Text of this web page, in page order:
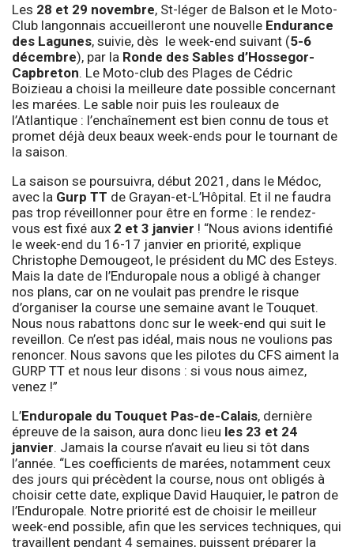
Les 28 et 29 novembre, St-léger de Balson et le Moto-
Club langonnais accueilleront une nouvelle Endurance
des Lagunes, suivie, dès le week-end suivant (5-6
décembre), par la Ronde des Sables d’Hossegor-
Capbreton. Le Moto-club des Plages de Cédric
Boizieau a choisi la meilleure date possible concernant
les marées. Le sable noir puis les rouleaux de
l’Atlantique : l’enchaînement est bien connu de tous et
promet déjà deux beaux week-ends pour le tournant de
la saison.
La saison se poursuivra, début 2021, dans le Médoc,
avec la Gurp TT de Grayan-et-L’Hôpital. Et il ne faudra
pas trop réveillonner pour être en forme : le rendez-
vous est fixé aux 2 et 3 janvier ! “Nous avions identifié
le week-end du 16-17 janvier en priorité, explique
Christophe Demougeot, le président du MC des Esteys.
Mais la date de l’Enduropale nous a obligé à changer
nos plans, car on ne voulait pas prendre le risque
d’organiser la course une semaine avant le Touquet.
Nous nous rabattons donc sur le week-end qui suit le
reveillon. Ce n’est pas idéal, mais nous ne voulions pas
renoncer. Nous savons que les pilotes du CFS aiment la
GURP TT et nous leur disons : si vous nous aimez,
venez !”
L’Enduropale du Touquet Pas-de-Calais, dernière
épreuve de la saison, aura donc lieu les 23 et 24
janvier. Jamais la course n’avait eu lieu si tôt dans
l’année. “Les coefficients de marées, notamment ceux
des jours qui précèdent la course, nous ont obligés à
choisir cette date, explique David Hauquier, le patron de
l’Enduropale. Notre priorité est de choisir le meilleur
week-end possible, afin que les services techniques, qui
travaillent pendant 4 semaines, puissent préparer la